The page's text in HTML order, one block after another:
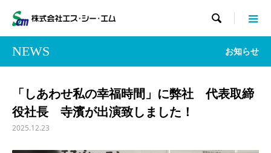

NEWS お知らせ
「しあわせ私の幸福時間」に弊社 代表取締
役社長 寺濱が出演致しました！
2025.12.23